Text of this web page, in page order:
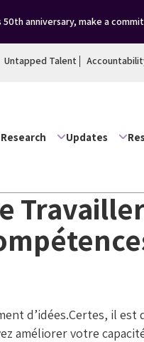
50th anniversary, make a
Untapped Talent
Updates
d’idées.Certes, il
améliorer votre